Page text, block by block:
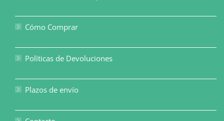
Cómo Comprar
Políticas de Devoluciones
Plazos de envío